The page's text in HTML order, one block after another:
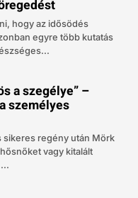
hogy az idősödés
egyre több kutatás
a szegélye” –
személyes
sikeres regény után Mörk
vagy kitalált